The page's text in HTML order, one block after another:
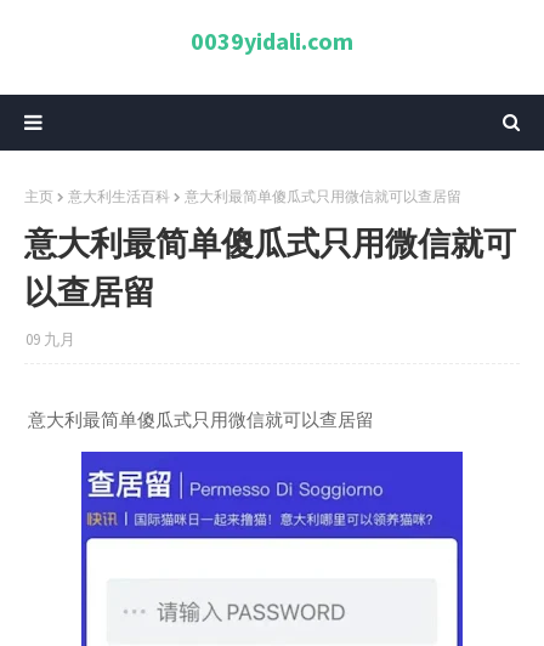
0039yidali.com
主页 意大利生活百科 意大利最简单傻瓜式只用微信就可以查居留
意大利最简单傻瓜式只用微信就可
以查居留
09 九月
意大利最简单傻瓜式只用微信就可以查居留